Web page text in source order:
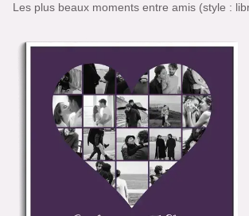
Les plus beaux moments entre amis (style :